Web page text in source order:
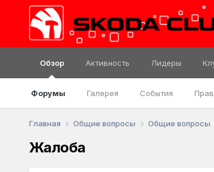
Обзор
Форумы Галерея События
Активность Лидеры
Главная Общие вопросы Общие вопросы
Жалоба